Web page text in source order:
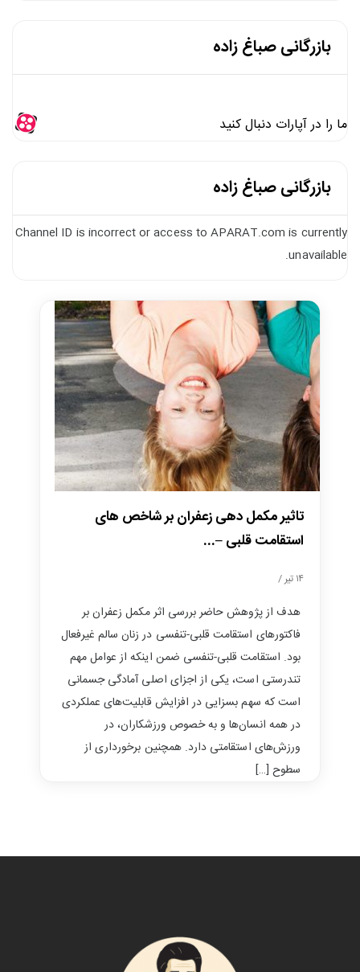
بازرگانی صباغ زاده
ما را در آپارات دنبال کنید
بازرگانی صباغ زاده
Channel ID is incorrect or access to APARAT.com is currently
unavailable.
تاثیر مکمل دهی زعفران بر شاخص های
استقامت قلبی –...
۱۴ تیر /
هدف از پژوهش حاضر بررسی اثر مکمل زعفران بر
فاکتورهای استقامت قلبی-تنفسی در زنان سالم غیرفعال
بود. استقامت قلبی-تنفسی ضمن اینکه از عوامل مهم
تندرستی است، یکی از اجزای اصلی آمادگی جسمانی
است که سهم بسزایی در افزایش قابلیت‌های عملکردی
در همه انسان‌ها و به خصوص ورزشکاران، در
ورزش‌های استقامتی دارد. همچنین برخورداری از
سطوح […]